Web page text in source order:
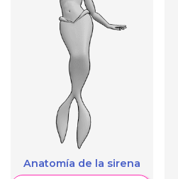
Anatomía de la sirena